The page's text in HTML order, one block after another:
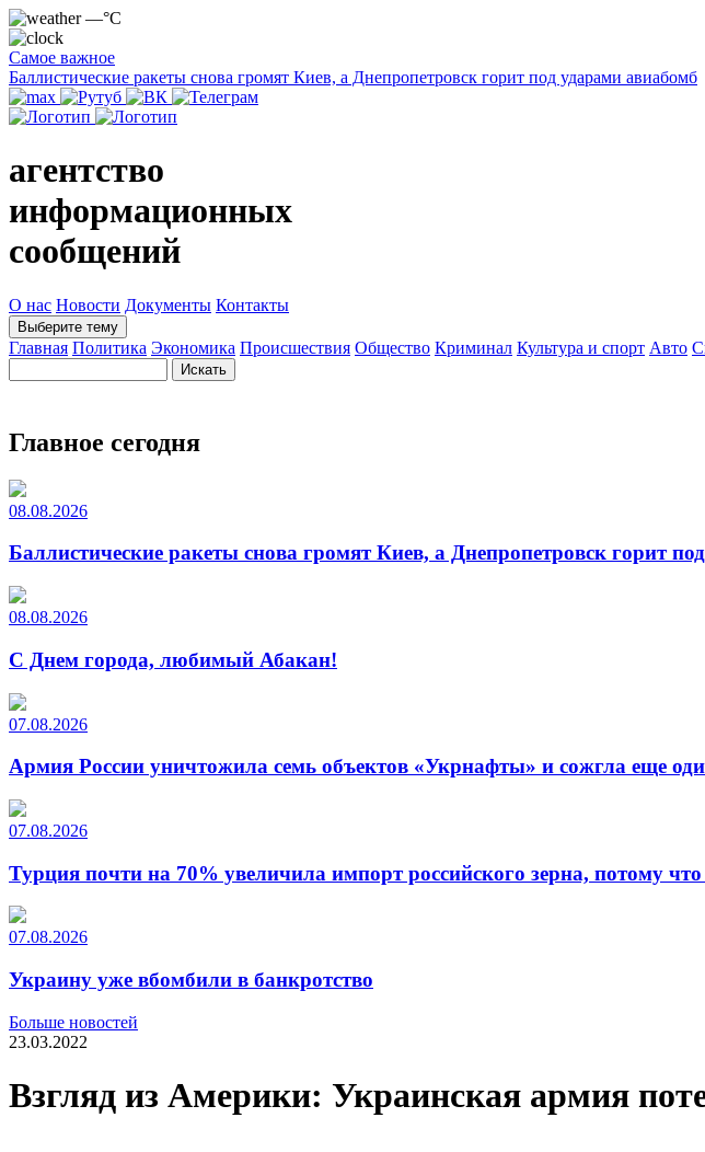
—°C
Самое важное
Баллистические ракеты снова громят Киев, а Днепропетровск горит под ударами авиабомб
агентство
информационных
сообщений
О нас Новости Документы Контакты
Выберите тему
Главная Политика Экономика Происшествия Общество Криминал Культура и спорт Авто
Главное сегодня
08.08.2026
Баллистические ракеты снова громят Киев, а Днепропетровск горит
08.08.2026
С Днем города, любимый Абакан!
07.08.2026
Армия России уничтожила семь объектов «Укрнафты» и сожгла еще
07.08.2026
Турция почти на 70% увеличила импорт российского зерна, потому
07.08.2026
Украину уже вбомбили в банкротство
Больше новостей
23.03.2022
Взгляд из Америки: Украинская армия